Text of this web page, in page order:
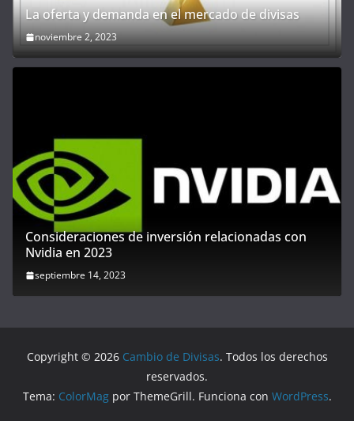
La oferta y demanda en el mercado de divisas
noviembre 2, 2023
Consideraciones de inversión relacionadas con
Nvidia en 2023
septiembre 14, 2023
Copyright © 2026 Cambio de Divisas. Todos los derechos
reservados.
Tema: ColorMagpor ThemeGrill. Funciona con WordPress.